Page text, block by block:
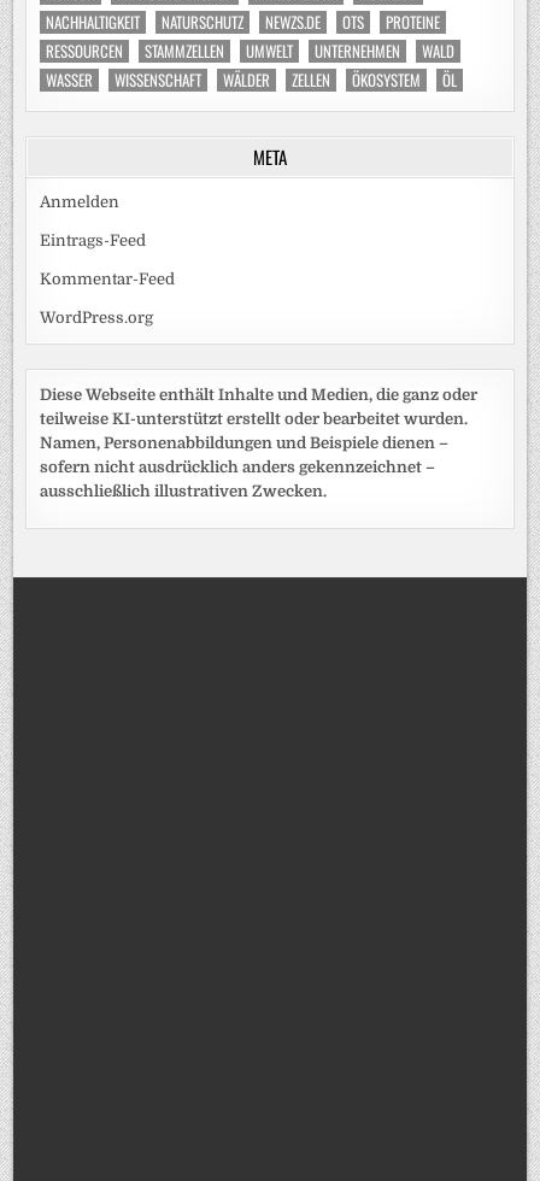
NACHHALTIGKEIT
NATURSCHUTZ NEWZS.DE OTS
PROTEINE
RESSOURCEN
STAMMZELLEN UMWELT UNTERNEHMEN
WALD
WASSER
WISSENSCHAFT WÄLDER ZELLEN ÖKOSYSTEM ÖL
META
Anmelden
Eintrags-Feed
Kommentar-Feed
WordPress.org
Diese Webseite enthält Inhalte und Medien, die ganz oder
teilweise KI-unterstützt erstellt oder bearbeitet wurden.
Namen, Personenabbildungen und Beispiele dienen –
sofern nicht ausdrücklich anders gekennzeichnet –
ausschließlich illustrativen Zwecken.